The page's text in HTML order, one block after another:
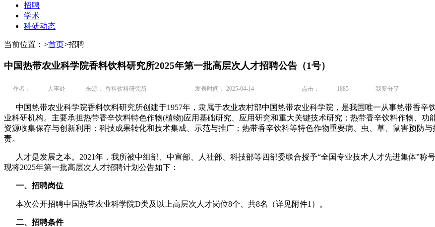
招聘
学术
科研动态
当前位置： >首页>招聘
中国热带农业科学院香料饮料研究所2025年第一批高层次人才招聘公告（1号）
作者： 人事处 来源： 香料饮料研究所 发表时间： 2025-04-14 点击： 1885 我要分享
中国热带农业科学院香料饮料研究所创建于1957年，隶属于农业农村部中国热带农业科学院，是我国唯一从事热带香辛
业科研机构。主要承担热带香辛饮料特色作物(植物)应用基础研究、应用研究和重大关键技术研究；热带香辛饮料作物、
资源收集保存与创新利用；科技成果转化和技术集成、示范与推广；热带香辛饮料等特色作物重要病、虫、草、鼠害预防
责。
人才是发展之本。2021年，我所被中组部、中宣部、人社部、科技部等四部委联合授予“全国专业技术人才先进集体”称
现将2025年第一批高层次人才招聘计划公告如下：
一、招聘岗位
本次公开招聘中国热带农业科学院D类及以上高层次人才岗位8个、共8名（详见附件1）。
二、招聘条件